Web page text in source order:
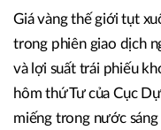
Giá vàng thế giới tụt
trong phiên giao dịch
và lợi suất trái phiếu
hôm thứ Tư của Cục
miếng trong nước